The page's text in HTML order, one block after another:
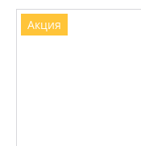
Акция